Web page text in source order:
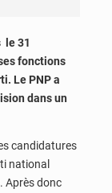
le 31
fonctions
Le PNP a
dans un
candidatures
national
Après donc